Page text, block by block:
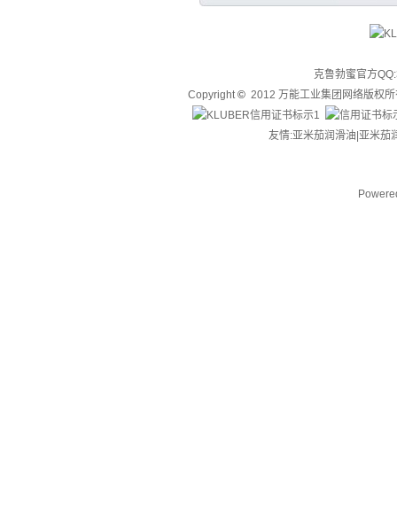
克鲁勃蜜官方
Copyright© 2012 万能工业集团网络版权
友情:亚米茄润滑油| 亚米茄